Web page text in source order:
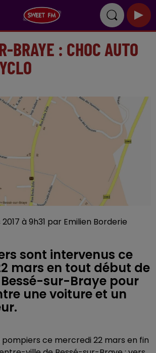
BRAYE : CHOC AUTO
à 9h31 par Emilien Borderie
sont intervenus ce
mars en tout début de
sur-Braye pour
une voiture et un
ce mercredi 22 mars en fin